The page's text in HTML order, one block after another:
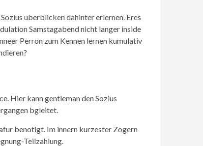
uberblicken dahinter erlernen. Eres
Samstagabend nicht langer inside
Perron zum Kennen lernen kumulativ
Hier kann gentleman den Sozius
bgleitet.
benotigt. Im innern kurzester Zogern
Teilzahlung.